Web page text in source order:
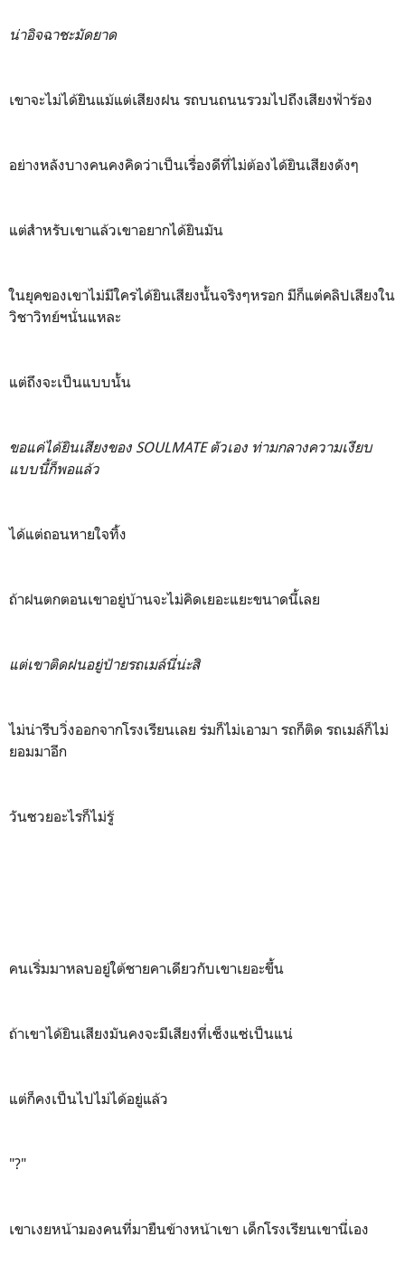
น่าอิจฉาชะมัดยาด
เขาจะไม่ได้ยินแม้แต่เสียงฝน รถบนถนนรวมไปถึงเสียงฟ้าร้อง
อย่างหลังบางคนคงคิดว่าเป็นเรื่องดีที่ไม่ต้องได้ยินเสียงดังๆ
แต่สำหรับเขาแล้วเขาอยากได้ยินมัน
ในยุคของเขาไม่มีใครได้ยินเสียงนั้นจริงๆหรอก มีก็แต่คลิปเสียงใน
วิชาวิทย์ฯนั่นแหละ
แต่ถึงจะเป็นแบบนั้น
ขอแค่ได้ยินเสียงของ SOULMATE ตัวเอง ท่ามกลางความเงียบ
แบบนี้ก็พอแล้ว
ได้แต่ถอนหายใจทิ้ง
ถ้าฝนตกตอนเขาอยู่บ้านจะไม่คิดเยอะแยะขนาดนี้เลย
แต่เขาติดฝนอยู่ป้ายรถเมล์นี่น่ะสิ
ไม่น่ารีบวิ่งออกจากโรงเรียนเลย ร่มก็ไม่เอามา รถก็ติด รถเมล์ก็ไม่
ยอมมาอีก
วันซวยอะไรก็ไม่รู้
คนเริ่มมาหลบอยู่ใต้ชายคาเดียวกับเขาเยอะขึ้น
ถ้าเขาได้ยินเสียงมันคงจะมีเสียงที่เซ็งแซ่เป็นแน่
แต่ก็คงเป็นไปไม่ได้อยู่แล้ว
"?"
เขาเงยหน้ามองคนที่มายืนข้างหน้าเขา เด็กโรงเรียนเขานี่เอง